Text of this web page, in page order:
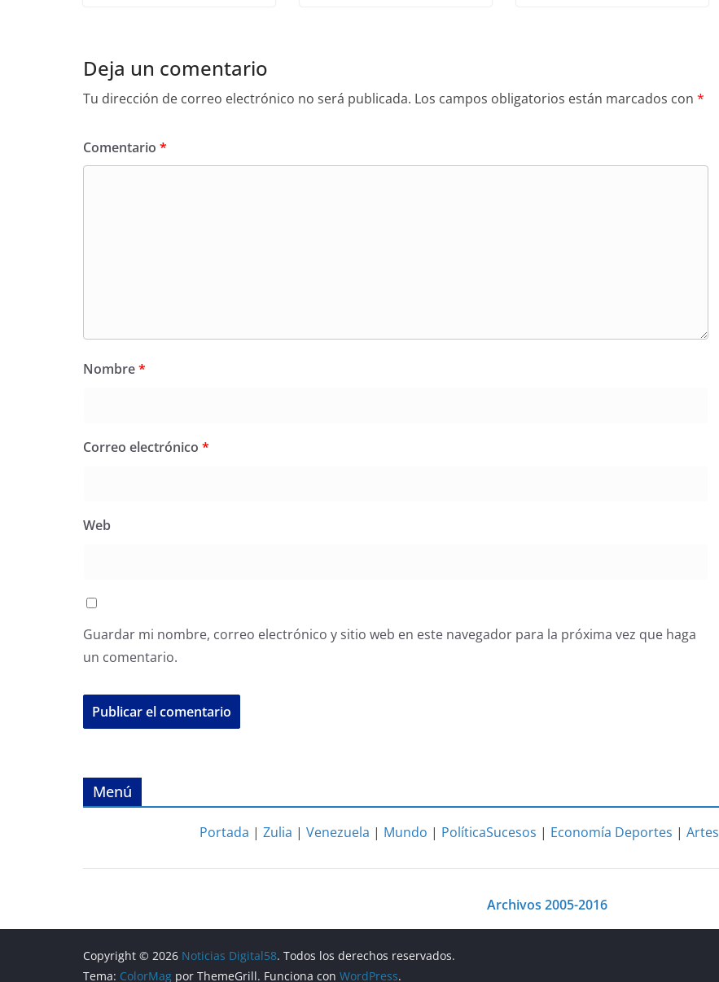
Deja un comentario
Tu dirección de correo electrónico no será publicada. Los campos obligatorios están marcados con *
Comentario *
Nombre*
Correo electrónico *
Web
Guardar mi nombre, correo electrónico y sitio web en este navegador para la próxima vez que haga
un comentario.
Menú
Portada | Zulia | Venezuela | Mundo | PolíticaSucesos | Economía Deportes | Artes
Archivos 2005-2016
Copyright © 2026 Noticias Digital58. Todos los derechos reservados.
Tema: ColorMag por ThemeGrill. Funciona con WordPress.